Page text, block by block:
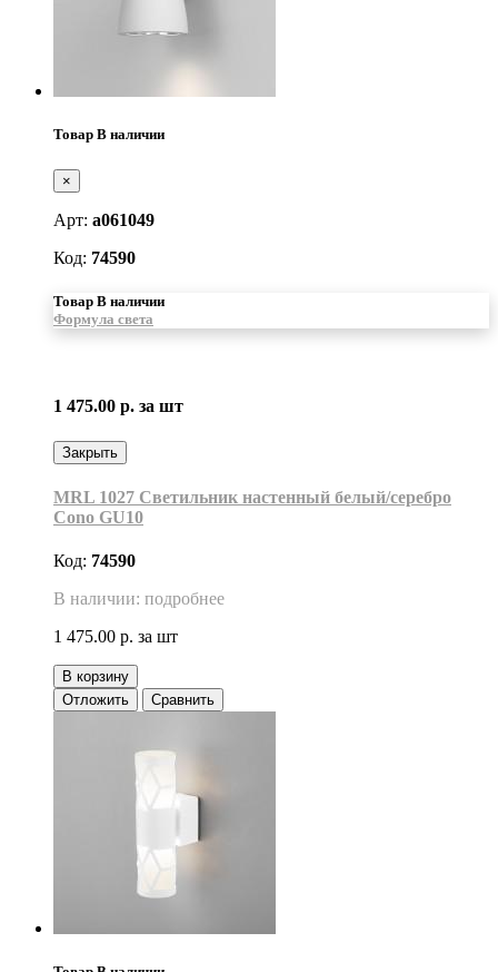
Товар В наличии
×
Арт: a061049
Код: 74590
Товар В наличии
Формула света
1 475.00 р. за шт
Закрыть
MRL 1027 Светильник настенный белый/серебро
Cono GU10
Код: 74590
В наличии: подробнее
1 475.00 р. за шт
В корзину
Отложить
Сравнить